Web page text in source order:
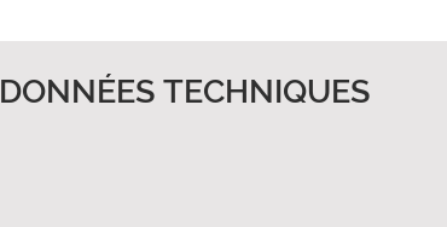
DONNÉES TECHNIQUES